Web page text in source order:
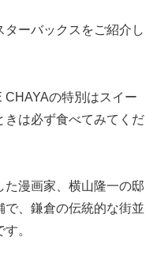
ーバックスをご紹介し
の特別はスイー
きは必ず食べてみてくだ
漫画家、横山隆一の邸
、鎌倉の伝統的な街並
。